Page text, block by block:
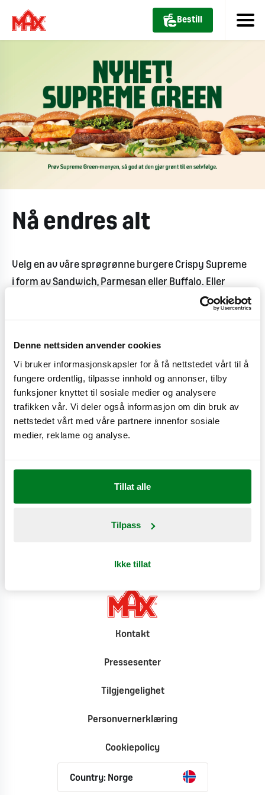
Denne nettsiden anvender cookies
Vi bruker informasjonskapsler for å få nettstedet vårt til å
fungere ordentlig, tilpasse innhold og annonser, tilby
funksjoner knyttet til sosiale medier og analysere
trafikken vår. Vi deler også informasjon om din bruk av
nettstedet vårt med våre partnere innenfor sosiale
medier, reklame og analyse.
Tillat alle
Tilpass
Ikke tillat
Bestill
Nå endres alt
Velg en av våre sprøgrønne burgere Crispy Supreme
i form av Sandwich, Parmesan eller Buffalo. Eller
hvorfor ikke prøve DeliVery Cheezy Crispy Supreme
Eller hvis du føler deg klassisk:Real Green Burger
eller Plant Beef Burger. Eller hvis du har lyst på noe
litt varmere, er Plant Beef Cheddar 'n' Chili kanskje
noe for deg?
Eller hvis du bare vil ha noe crunchy og
Bestill
vår.
Finn nærmeste MAX
Kontakt
Pressesenter
Tilgjengelighet
Personvernerklæring
Cookiepolicy
Country: Norge